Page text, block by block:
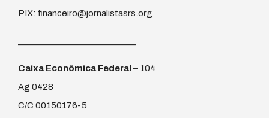
PIX: financeiro@jornalistasrs.org
Caixa Econômica Federal – 104
Ag 0428
C/C 00150176-5